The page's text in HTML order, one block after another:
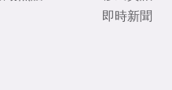
即時新聞